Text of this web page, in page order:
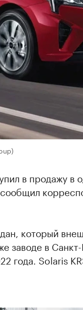
в продажу в
который
заводе в
года. Solaris